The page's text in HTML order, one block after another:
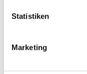
Statistiken
Marketing
Hohe